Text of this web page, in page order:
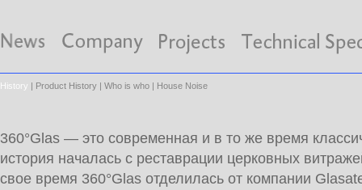
History | Product History | Who is who | House Noise
360°Glas — это современная и в то же время
история началась с реставрации церковных
свое время 360°Glas отделилась от компании